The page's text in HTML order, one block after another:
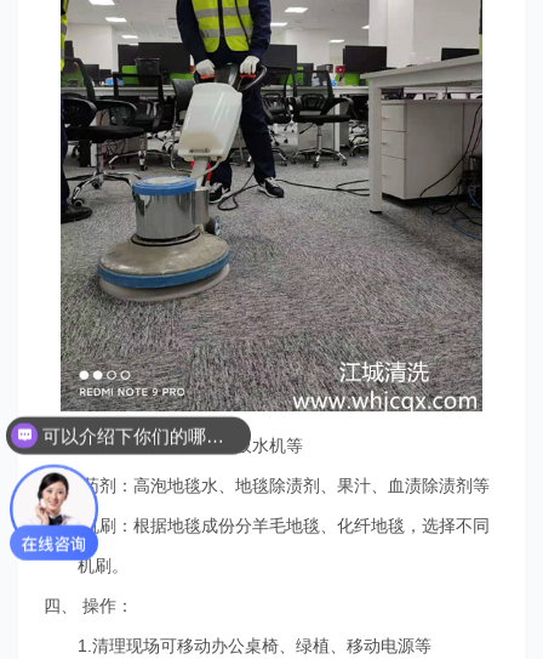
一、 设备：单擦机、吸尘吸水机等
二、 药剂：高泡地毯水、地毯除渍剂、果汁、血渍除渍剂等
三、 机刷：根据地毯成份分羊毛地毯、化纤地毯，选择不同
机刷。
四、 操作：
1.清理现场可移动办公桌椅、绿植、移动电源等
可以介绍下你们的哪些服务吗？